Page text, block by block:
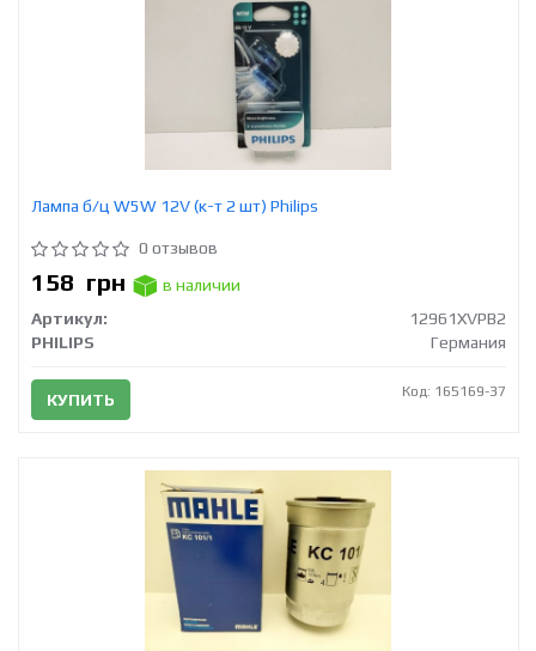
Лампа б/ц W5W 12V (к-т 2 шт) Philips
0 отзывов
158 грн
в наличии
Артикул:
12961XVPB2
PHILIPS
Германия
КУПИТЬ Код: 165169-37